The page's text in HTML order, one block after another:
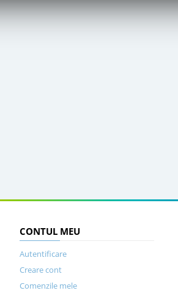
CONTUL MEU
Autentificare
Creare cont
Comenzile mele